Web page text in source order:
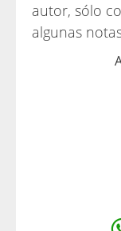
autor, sólo
algunas